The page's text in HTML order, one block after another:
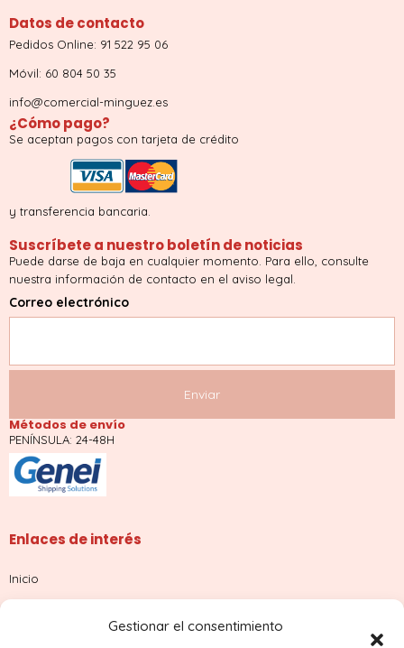
Gestionar el consentimiento
Datos de contacto
Pedidos Online: 91 522 95 06
Móvil: 60 804 50 35
info@comercial-minguez.es
¿Cómo pago?
Se aceptan pagos con tarjeta de crédito
y transferencia bancaria.
Suscríbete a nuestro boletín de noticias
Puede darse de baja en cualquier momento. Para ello, consulte
nuestra información de contacto en el aviso legal.
Correo electrónico
Métodos de envío
PENÍNSULA: 24-48H
Enlaces de interés
Inicio